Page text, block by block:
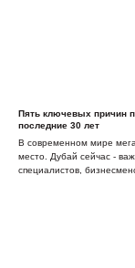
Пять ключевых причин
последние 30 лет
В современном мире
место. Дубай сейчас -
специалистов,